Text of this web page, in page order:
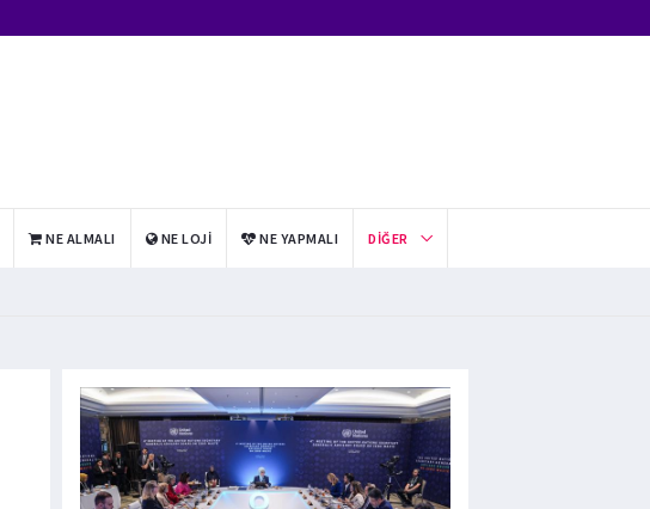
NE ALMALI NE LOJI NE YAPMALI DIĞER